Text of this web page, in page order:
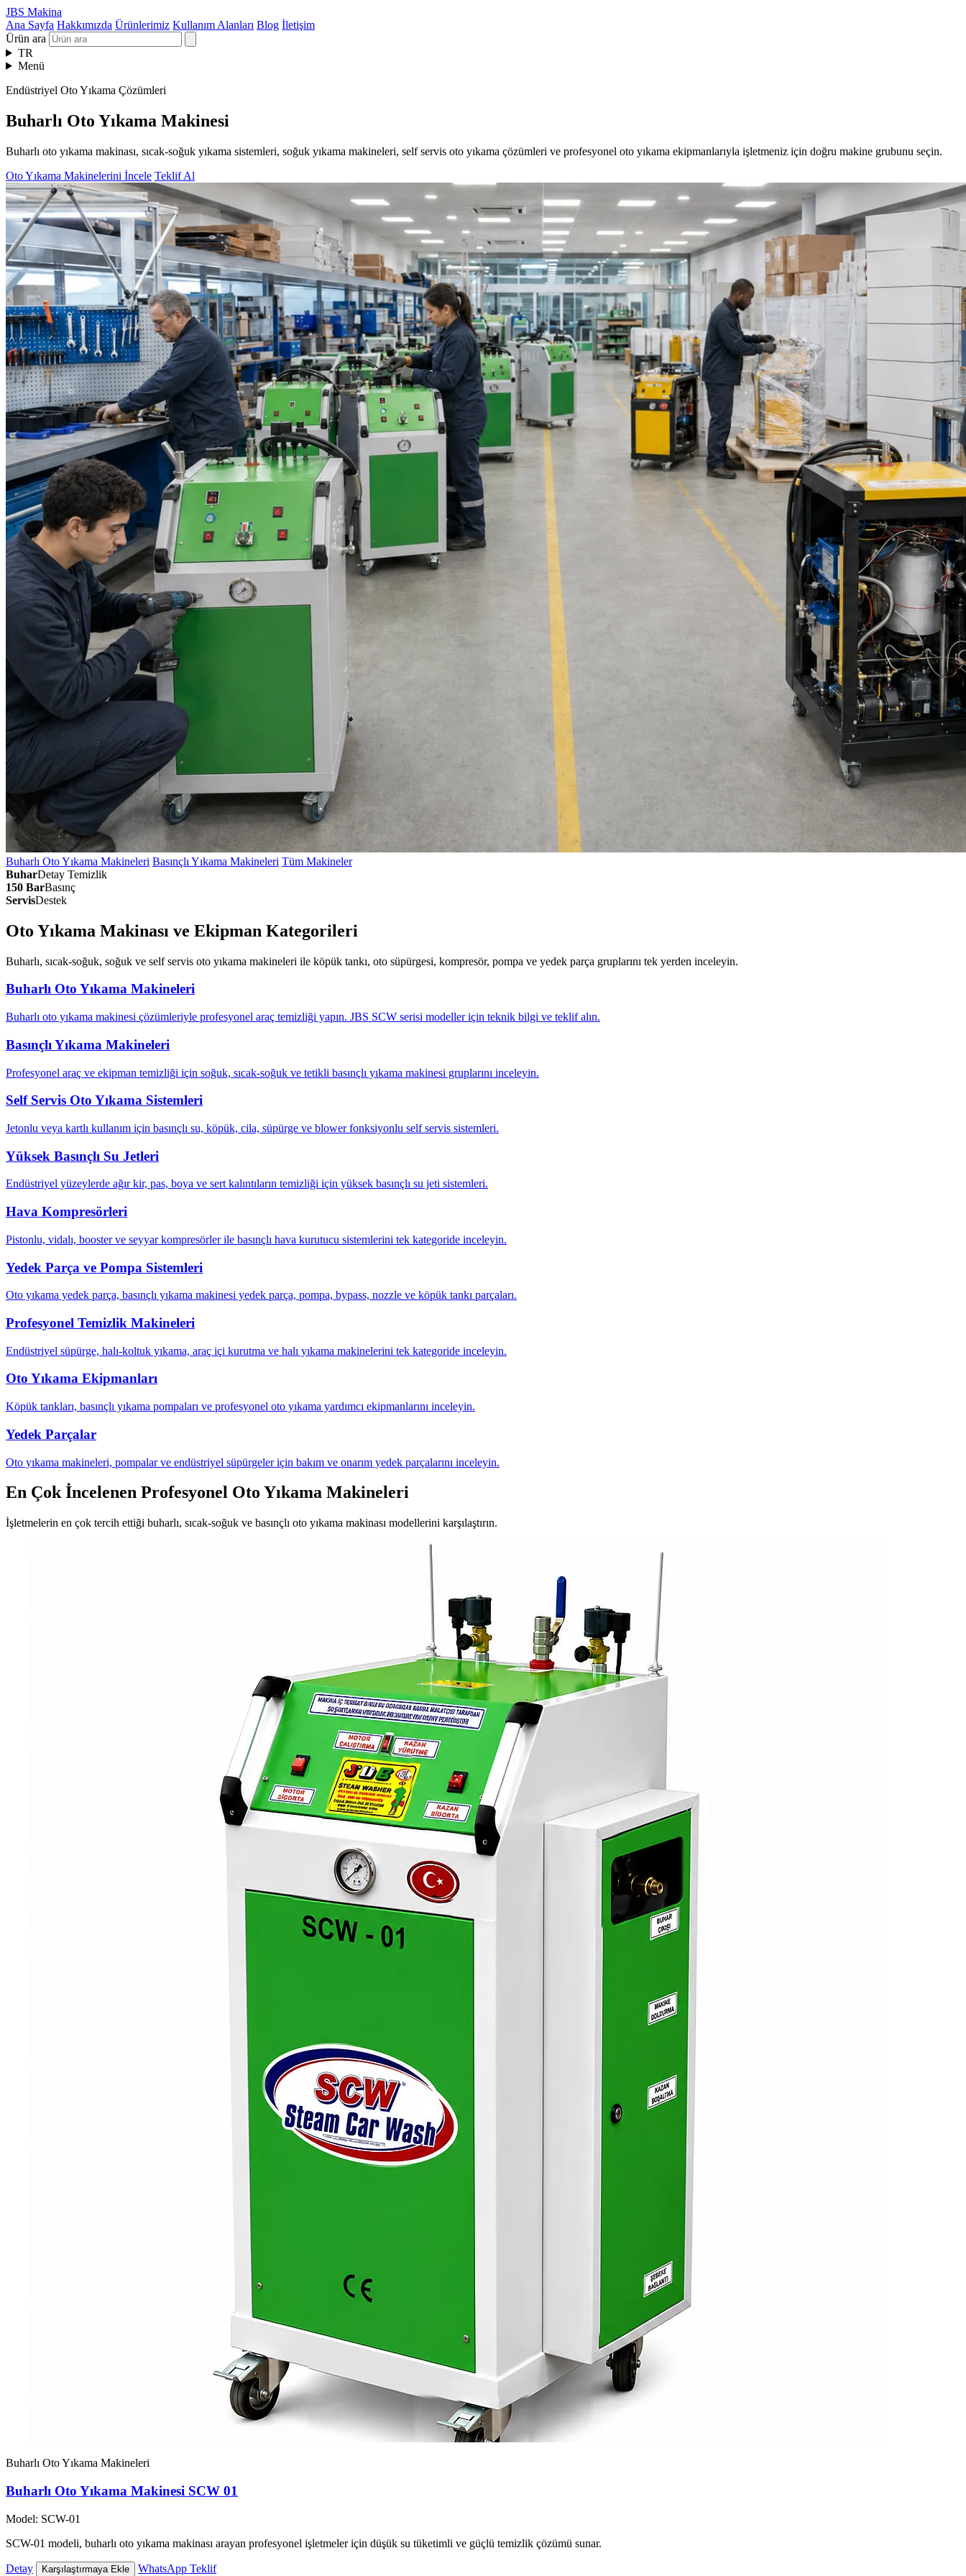
JBS Makina
Ana Sayfa Hakkımızda Ürünlerimiz Kullanım Alanları Blog İletişim
Ürün ara
TR
Menü
Endüstriyel Oto Yıkama Çözümleri
Buharlı Oto Yıkama Makinesi
Buharlı oto yıkama makinası, sıcak-soğuk yıkama sistemleri, soğuk yıkama makineleri, self servis oto yıkama çözümleri ve profesyonel oto yıkama ekipmanlarıyla işletmeniz için doğru makine grubunu seçin.
Oto Yıkama Makinelerini İncele Teklif Al
Buharlı Oto Yıkama Makineleri Basınçlı Yıkama Makineleri Tüm Makineler
BuharDetay Temizlik
150 BarBasınç
ServisDestek
Oto Yıkama Makinası ve Ekipman Kategorileri
Buharlı, sıcak-soğuk, soğuk ve self servis oto yıkama makineleri ile köpük tankı, oto süpürgesi, kompresör, pompa ve yedek parça gruplarını tek yerden inceleyin.
Buharlı Oto Yıkama Makineleri
Buharlı oto yıkama makinesi çözümleriyle profesyonel araç temizliği yapın. JBS SCW serisi modeller için teknik bilgi ve teklif alın.
Basınçlı Yıkama Makineleri
Profesyonel araç ve ekipman temizliği için soğuk, sıcak-soğuk ve tetikli basınçlı yıkama makinesi gruplarını inceleyin.
Self Servis Oto Yıkama Sistemleri
Jetonlu veya kartlı kullanım için basınçlı su, köpük, cila, süpürge ve blower fonksiyonlu self servis sistemleri.
Yüksek Basınçlı Su Jetleri
Endüstriyel yüzeylerde ağır kir, pas, boya ve sert kalıntıların temizliği için yüksek basınçlı su jeti sistemleri.
Hava Kompresörleri
Pistonlu, vidalı, booster ve seyyar kompresörler ile basınçlı hava kurutucu sistemlerini tek kategoride inceleyin.
Yedek Parça ve Pompa Sistemleri
Oto yıkama yedek parça, basınçlı yıkama makinesi yedek parça, pompa, bypass, nozzle ve köpük tankı parçaları.
Profesyonel Temizlik Makineleri
Endüstriyel süpürge, halı-koltuk yıkama, araç içi kurutma ve halı yıkama makinelerini tek kategoride inceleyin.
Oto Yıkama Ekipmanları
Köpük tankları, basınçlı yıkama pompaları ve profesyonel oto yıkama yardımcı ekipmanlarını inceleyin.
Yedek Parçalar
Oto yıkama makineleri, pompalar ve endüstriyel süpürgeler için bakım ve onarım yedek parçalarını inceleyin.
En Çok İncelenen Profesyonel Oto Yıkama Makineleri
İşletmelerin en çok tercih ettiği buharlı, sıcak-soğuk ve basınçlı oto yıkama makinası modellerini karşılaştırın.
Buharlı Oto Yıkama Makineleri
Buharlı Oto Yıkama Makinesi SCW 01
Model: SCW-01
SCW-01 modeli, buharlı oto yıkama makinası arayan profesyonel işletmeler için düşük su tüketimli ve güçlü temizlik çözümü sunar.
Detay Karşılaştırmaya Ekle WhatsApp Teklif